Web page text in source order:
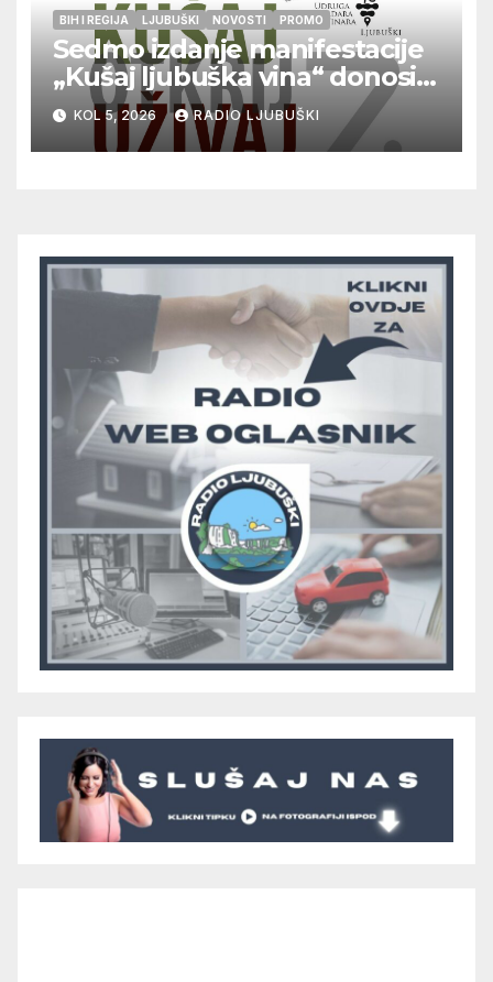
BIH I REGIJA LJUBUŠKI NOVOSTI PROMO
Sedmo izdanje manifestacije
„Kušaj ljubuška vina“ donosi
vrhunska vina, gastronomiju i
glazbu
KOL 5, 2026 RADIO LJUBUŠKI